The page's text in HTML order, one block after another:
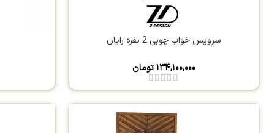
سرویس خواب چوبی 2 نفره رایان
۱۳۴,۱۰۰,۰۰۰ تومان